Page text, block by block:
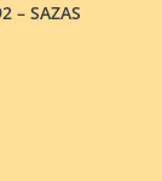
– SAZAS